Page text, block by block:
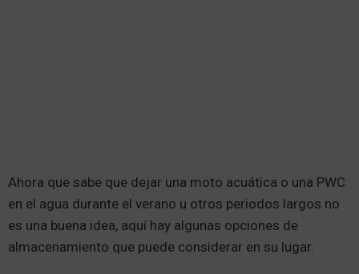
Ahora que sabe que dejar una moto acuática o una PWC
en el agua durante el verano u otros periodos largos no
es una buena idea, aquí hay algunas opciones de
almacenamiento que puede considerar en su lugar.